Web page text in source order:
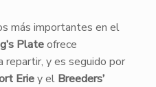
más importantes en el
Plateofrece
y es seguido por
Eriey el Breeders’